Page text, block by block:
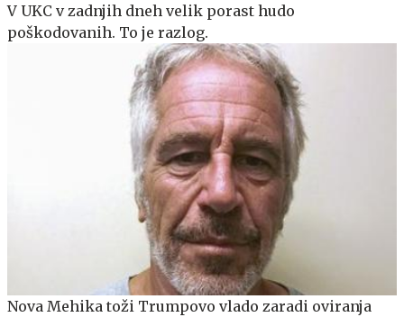
V UKC v zadnjih dneh velik porast hudo
poškodovanih. To je razlog.
Nova Mehika toži Trumpovo vlado zaradi oviranja